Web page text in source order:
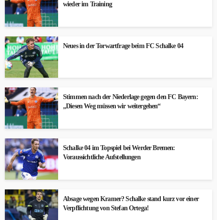
wieder im Training
Neues in der Torwartfrage beim FC Schalke 04
Stimmen nach der Niederlage gegen den FC Bayern:
„Diesen Weg müssen wir weitergehen“
Schalke 04 im Topspiel bei Werder Bremen:
Voraussichtliche Aufstellungen
Absage wegen Kramer? Schalke stand kurz vor einer
Verpflichtung von Stefan Ortega!